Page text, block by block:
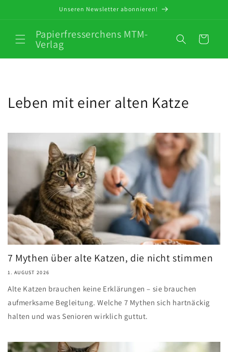
Unseren Newsletter abonnieren!
Papierfresserchens MTM-
Verlag Warenkorb
Leben mit einer alten Katze
7 Mythen über alte Katzen, die nicht stimmen
1. AUGUST 2026
Alte Katzen brauchen keine Erklärungen – sie brauchen
aufmerksame Begleitung. Welche 7 Mythen sich hartnäckig
halten und was Senioren wirklich guttut.